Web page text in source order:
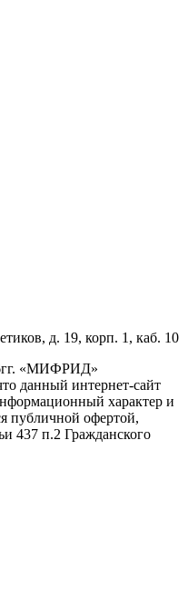
д. 19, корп. 1, каб. 10
«МИФРИД»
данный интернет-сайт
характер и
публичной офертой,
437 п.2 Гражданского